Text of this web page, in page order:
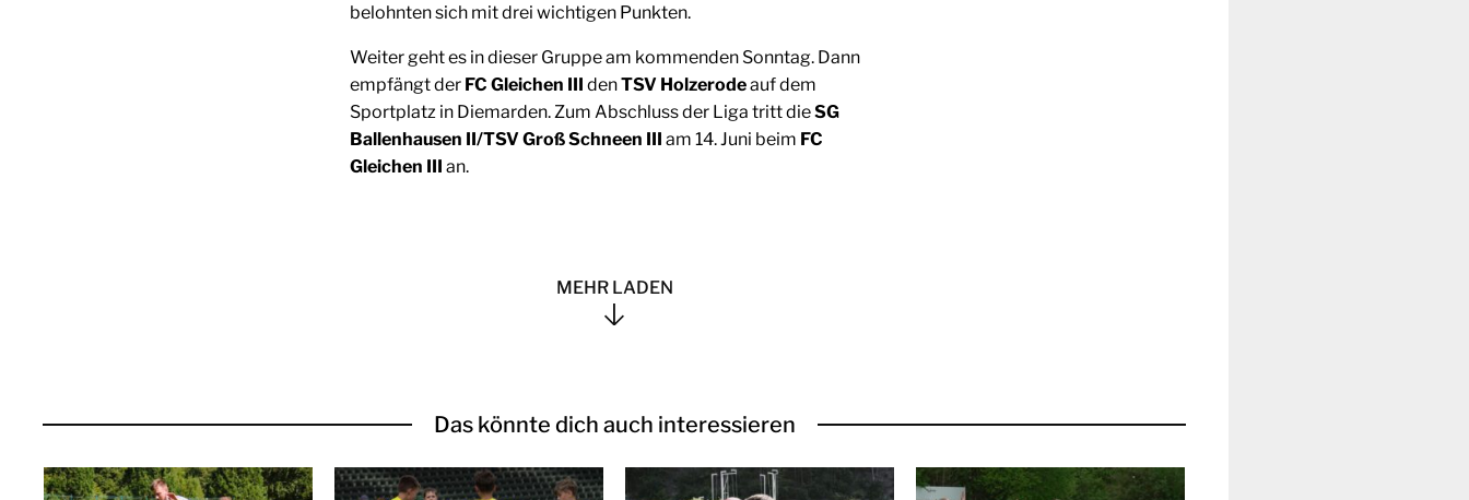
belohnten sich mit drei wichtigen Punkten.
Weiter geht es in dieser Gruppe am kommenden Sonntag. Dann
empfängt der FC Gleichen III denTSV Holzerodeauf dem
Sportplatz in Diemarden. Zum Abschluss der Liga tritt dieSG
Ballenhausen II/TSV Groß Schneen III am 14. Juni beim FC
Gleichen III an.
MEHR LADEN
Das könnte dich auch interessieren